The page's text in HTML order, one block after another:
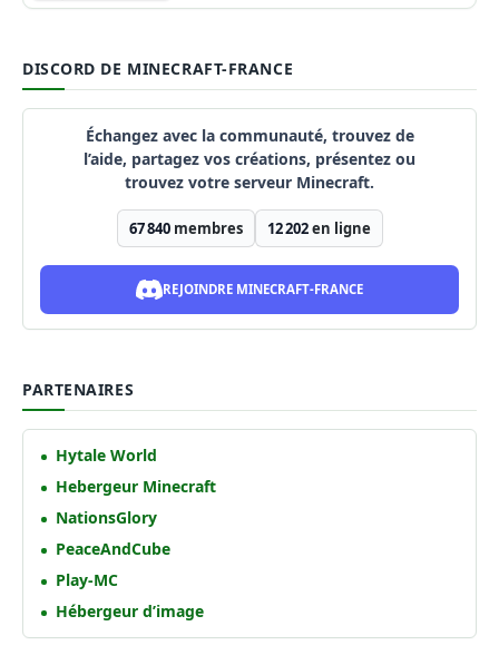
DISCORD DE MINECRAFT-FRANCE
Échangez avec la communauté, trouvez de
l’aide, partagez vos créations, présentez ou
trouvez votre serveur Minecraft.
67 840membres 12 202en ligne
REJOINDRE MINECRAFT-FRANCE
PARTENAIRES
Hytale World
Hebergeur Minecraft
NationsGlory
PeaceAndCube
Play-MC
Hébergeur d’image